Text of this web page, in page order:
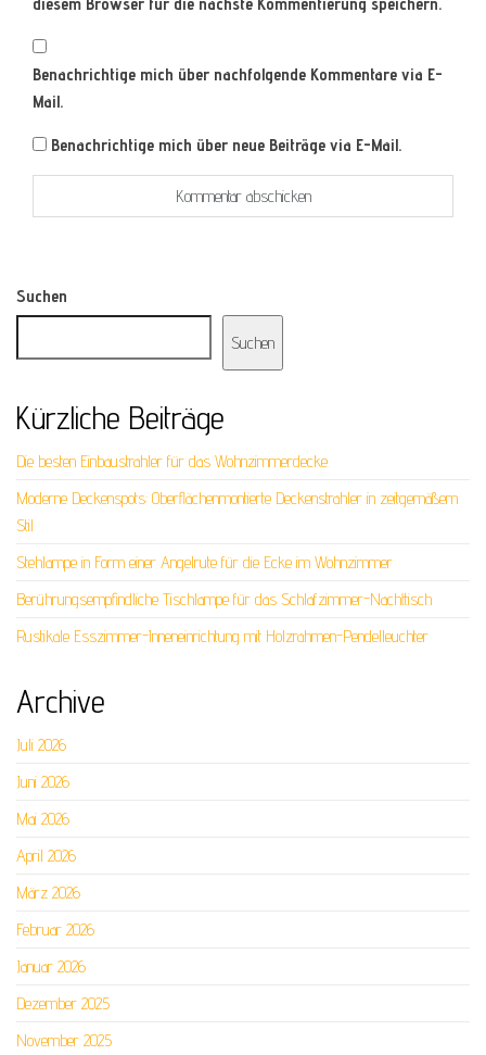
diesem Browser für die nächste Kommentierung speichern.
Benachrichtige mich über nachfolgende Kommentare via E-
Mail.
Benachrichtige mich über neue Beiträge via E-Mail.
Suchen
Suchen
Kürzliche Beiträge
Die besten Einbaustrahler für das Wohnzimmerdecke
Moderne Deckenspots: Oberflächenmontierte Deckenstrahler in zeitgemäßem
Stil
Stehlampe in Form einer Angelrute für die Ecke im Wohnzimmer
Berührungsempfindliche Tischlampe für das Schlafzimmer-Nachttisch
Rustikale Esszimmer-Inneneinrichtung mit Holzrahmen-Pendelleuchter
Archive
Juli 2026
Juni 2026
Mai 2026
April 2026
März 2026
Februar 2026
Januar 2026
Dezember 2025
November 2025